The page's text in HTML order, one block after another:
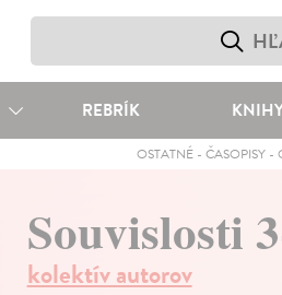
REBRÍK
OSTATNÉ- ČASOPISY-
Souvislosti
kolektív autorov